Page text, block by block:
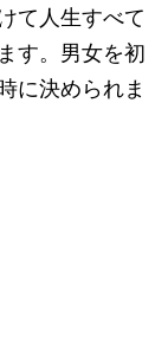
て人生すべて
す。男女を初
に決められま